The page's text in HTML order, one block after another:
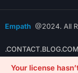
Empath @2024. All
.CONTACT.BLOG
Your license